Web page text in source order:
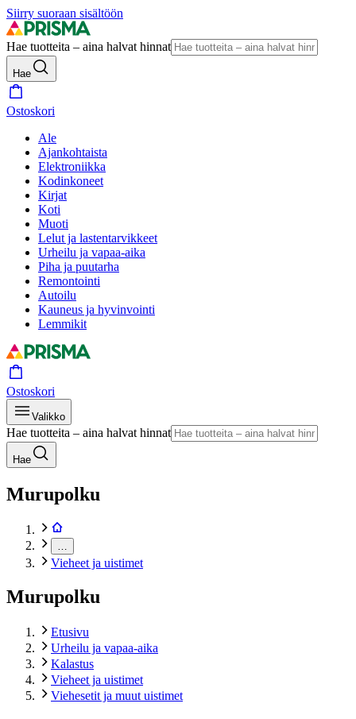
Siirry suoraan sisältöön
Hae tuotteita – aina halvat hinnat
Hae
Ostoskori
Ale
Ajankohtaista
Elektroniikka
Kodinkoneet
Kirjat
Koti
Muoti
Lelut ja lastentarvikkeet
Urheilu ja vapaa-aika
Piha ja puutarha
Remontointi
Autoilu
Kauneus ja hyvinvointi
Lemmikit
Ostoskori
Valikko
Hae tuotteita – aina halvat hinnat
Hae
Murupolku
Vieheet ja uistimet
Murupolku
Etusivu
Urheilu ja vapaa-aika
Kalastus
Vieheet ja uistimet
Viehesetit ja muut uistimet